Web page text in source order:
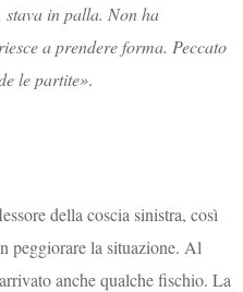
stava in palla. Non ha
a prendere forma. Peccato
le partite».
della coscia sinistra, così
peggiorare la situazione. Al
anche qualche fischio. La